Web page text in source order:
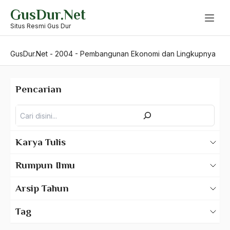
content
GusDur.Net
Situs Resmi Gus Dur
GusDur.Net - 2004 - Pembangunan Ekonomi dan Lingkupnya
Pencarian
Karya Tulis
Rumpun Ilmu
Arsip Tahun
Tag